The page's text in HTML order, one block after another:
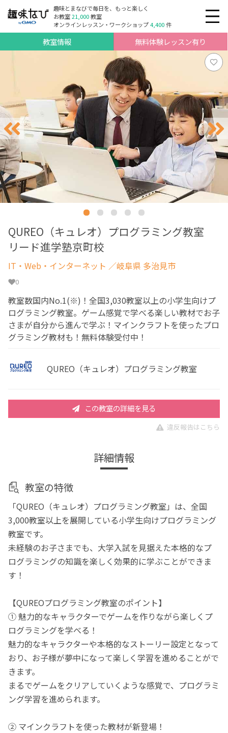
趣味とまなびで毎日を、もっと楽しく
お教室21,000教室
オンラインレッスン・ワークショップ4,400件
教室情報 無料体験レッスン有り
QUREO（キュレオ）プログラミング教室
リード進学塾京町校
IT・Web・インターネット ／岐阜県 多治見市
0
教室数国内No.1(※)！全国3,030教室以上の小学生向けプ
ログラミング教室。ゲーム感覚で学べる楽しい教材でお子
さまが自分から進んで学ぶ！マインクラフトを使ったプロ
グラミング教材も！無料体験受付中！
QUREO（キュレオ）プログラミング教室
この教室の詳細を見る
違反報告はこちら
詳細情報
教室の特徴
「QUREO（キュレオ）プログラミング教室」は、全国
3,000教室以上を展開している小学生向けプログラミング
教室です。
未経験のお子さまでも、大学入試を見据えた本格的なプ
ログラミングの知識を楽しく効果的に学ぶことができま
す！
【QUREOプログラミング教室のポイント】
① 魅力的なキャラクターでゲームを作りながら楽しくプ
ログラミングを学べる！
魅力的なキャラクターや本格的なストーリー設定となって
おり、お子様が夢中になって楽しく学習を進めることがで
きます。
まるでゲームをクリアしていくような感覚で、プログラミ
ング学習を進められます。
② マインクラフトを使った教材が新登場！